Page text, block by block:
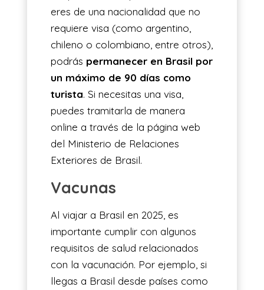
eres de una nacionalidad que no
requiere visa (como argentino,
chileno o colombiano, entre otros),
podrás permanecer en Brasil por
un máximo de 90 días como
turista. Si necesitas una visa,
puedes tramitarla de manera
online a través de la página web
del Ministerio de Relaciones
Exteriores de Brasil.
Vacunas
Al viajar a Brasil en 2025, es
importante cumplir con algunos
requisitos de salud relacionados
con la vacunación. Por ejemplo, si
llegas a Brasil desde países como